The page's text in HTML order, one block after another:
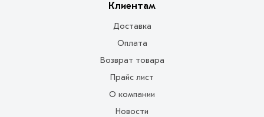
Клиентам
Доставка
Оплата
Возврат товара
Прайс лист
О компании
Новости